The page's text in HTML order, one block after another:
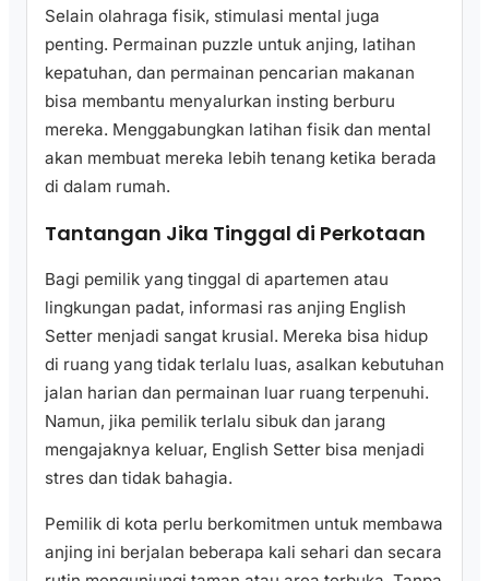
Selain olahraga fisik, stimulasi mental juga
penting. Permainan puzzle untuk anjing, latihan
kepatuhan, dan permainan pencarian makanan
bisa membantu menyalurkan insting berburu
mereka. Menggabungkan latihan fisik dan mental
akan membuat mereka lebih tenang ketika berada
di dalam rumah.
Tantangan Jika Tinggal di Perkotaan
Bagi pemilik yang tinggal di apartemen atau
lingkungan padat, informasi ras anjing English
Setter menjadi sangat krusial. Mereka bisa hidup
di ruang yang tidak terlalu luas, asalkan kebutuhan
jalan harian dan permainan luar ruang terpenuhi.
Namun, jika pemilik terlalu sibuk dan jarang
mengajaknya keluar, English Setter bisa menjadi
stres dan tidak bahagia.
Pemilik di kota perlu berkomitmen untuk membawa
anjing ini berjalan beberapa kali sehari dan secara